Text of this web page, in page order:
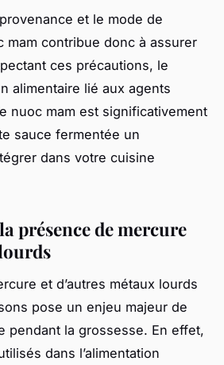
et le mode de
mam contribue donc à assurer
ces précautions, le
alimentaire lié aux agents
nuoc mam est significativement
sauce fermentée un
dans votre cuisine
présence de mercure
et d’autres métaux lourds
pose un enjeu majeur de
pendant la grossesse. En effet,
dans l’alimentation